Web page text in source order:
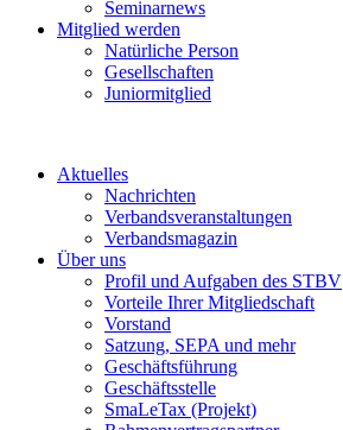
Seminarnews
Mitglied werden
Natürliche Person
Gesellschaften
Juniormitglied
Aktuelles
Nachrichten
Verbandsveranstaltungen
Verbandsmagazin
Über uns
Profil und Aufgaben des STBV
Vorteile Ihrer Mitgliedschaft
Vorstand
Satzung, SEPA und mehr
Geschäftsführung
Geschäftsstelle
SmaLeTax (Projekt)